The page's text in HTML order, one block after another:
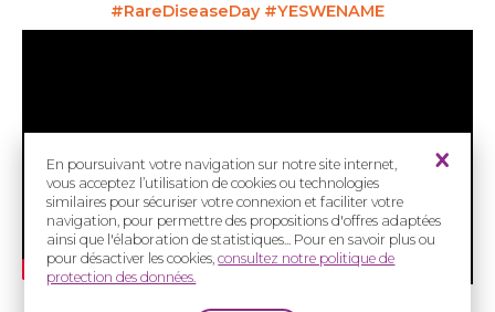
En poursuivant votre navigation sur notre site internet,
vous acceptez l’utilisation de cookies ou technologies
similaires pour sécuriser votre connexion et faciliter votre
navigation, pour permettre des propositions d'offres adaptées
ainsi que l'élaboration de statistiques... Pour en savoir plus ou
pour désactiver les cookies,consultez notre politique de
protection des données.
#RareDiseaseDay #YESWENAME